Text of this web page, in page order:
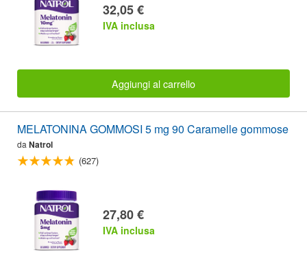
32,05 €
IVA inclusa
Aggiungi al carrello
MELATONINA GOMMOSI 5 mg 90 Caramelle gommose
da Natrol
(627)
27,80 €
IVA inclusa